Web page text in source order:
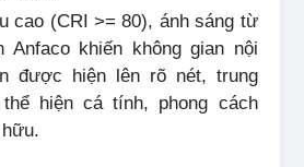
cao (CRI >= 80), ánh sáng từ
Anfaco khiến không gian nội
được hiện lên rõ nét, trung
hiện cá tính, phong cách